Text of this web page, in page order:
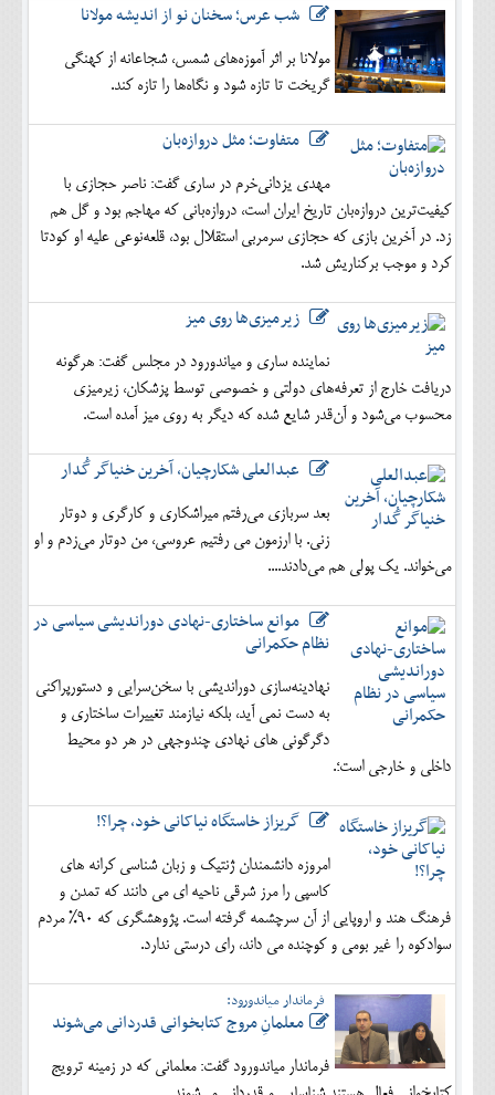
شب عرس؛ سخنان نو از اندیشه مولانا
مولانا بر اثر آموزه‌های شمس، شجاعانه از کهنگی
گریخت تا تازه شود و نگاه‌ها را تازه کند.
متفاوت؛ مثل دروازه‌بان
مهدی یزدانی‌خرم در ساری گفت: ناصر حجازی با
کیفیت‌ترین دروازه‌بان تاریخ ایران است، دروازه‌بانی که مهاجم بود و گل هم
زد. در آخرین بازی که حجازی سرمربی استقلال بود، قلعه‌نوعی علیه او کودتا
کرد و موجب برکناریش شد.
زیرمیزی‌ها روی میز
نماینده ساری و میاندورود در مجلس گفت: هرگونه
دریافت خارج از تعرفه‌های دولتی و خصوصی توسط پزشکان، زیرمیزی
محسوب می‌شود و آن‌قدر شایع شده که دیگر به روی میز آمده است.
عبدالعلی شکارچیان، آخرین خنیاگر گُدار
بعد سربازی می‌رفتم میراشکاری و کارگری و دوتار
زنی. با ارزمون می رفتیم عروسی، من دوتار می‌زدم و او
می‌خواند. یک پولی هم می‌دادند....
موانع ساختاری-نهادی دوراندیشی سیاسی در
نظام حکمرانی
نهادینه‌سازی دوراندیشی با سخن‌سرایی و دستورپراکنی
به دست نمی آید، بلکه نیازمند تغییرات ساختاری و
دگرگونی های نهادی چندوجهی در هر دو محیط
داخلی و خارجی است؛.
گریزاز خاستگاه نیاکانی خود، چرا؟!
امروزه دانشمندان ژنتیک و زبان شناسی کرانه های
کاسپی را مرز شرقی ناحیه ای می دانند که تمدن و
فرهنگ هند و اروپایی از آن سرچشمه گرفته است. پژوهشگری که 90% مردم
سوادکوه را غیر بومی و کوچنده می داند، رای درستی ندارد.
فرماندار میاندورود:
معلمانِ مروج کتابخوانی قدردانی می‌شوند
فرماندار میاندورود گفت: معلمانی که در زمینه ترویج